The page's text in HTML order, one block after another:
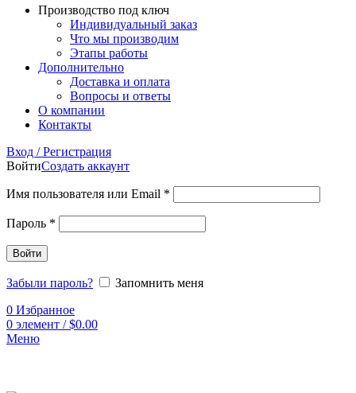
Производство под ключ
Индивидуальный заказ
Что мы производим
Этапы работы
Дополнительно
Доставка и оплата
Вопросы и ответы
О компании
Контакты
Вход / Регистрация
ВойтиСоздать аккаунт
Имя пользователя или Email *
Пароль *
Войти
Забыли пароль?
Запомнить меня
0 Избранное
0 элемент / $0.00
Меню